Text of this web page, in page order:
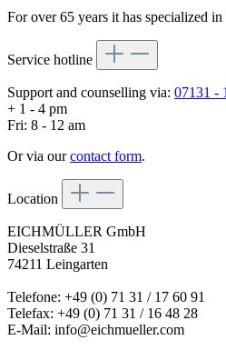
For over 65 years it has specialized
Service hotline
Support and counselling via: 07131 -
+ 1 - 4 pm
Fri: 8 - 12 am
Or via ourcontact form.
Location
EICHMÜLLER GmbH
Dieselstraße 31
74211 Leingarten
Telefone: +49 (0) 71 31 / 17 60 91
Telefax: +49 (0) 71 31 / 16 48 28
E-Mail: info@eichmueller.com